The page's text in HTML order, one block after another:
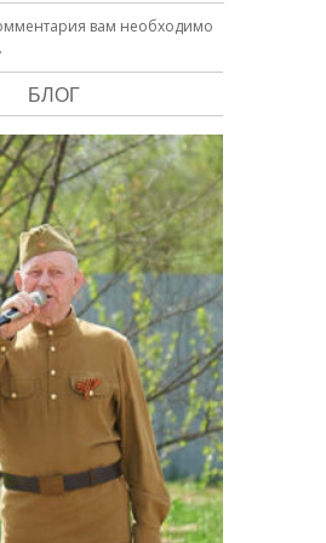
вам необходимо
.
БЛОГ